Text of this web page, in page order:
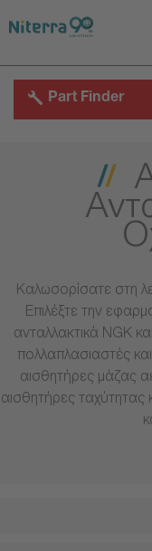
to
to
to
Part Finder
Καλωσορίσατε στη
Επιλέξτε την
ανταλλακτικά NGK
πολλαπλασιαστές
αισθητήρες μάζας
αισθητήρες ταχύτητας